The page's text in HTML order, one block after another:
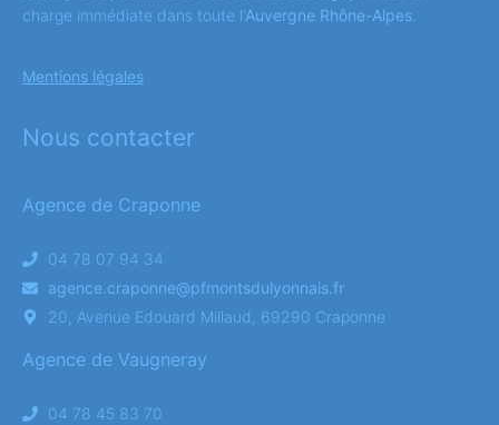
charge immédiate dans toute l’Auvergne Rhône-Alpes
Mentions légales
Nous contacter
Agence de Craponne
04 78 07 94 34
agence.craponne@pfmontsdulyonnais.fr
20, Avenue Edouard Millaud, 69290 Craponne
Agence de Vaugneray
04 78 45 83 70